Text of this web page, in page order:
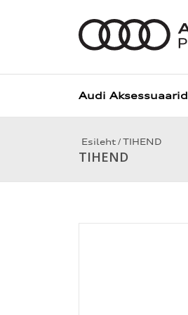
Audi Aksessuaarid
Esileht / TIHEND
TIHEND